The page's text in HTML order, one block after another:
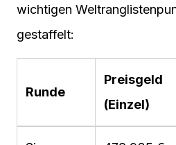
wichtigen
gestaffelt:
Runde
Preisgeld
(Einzel)